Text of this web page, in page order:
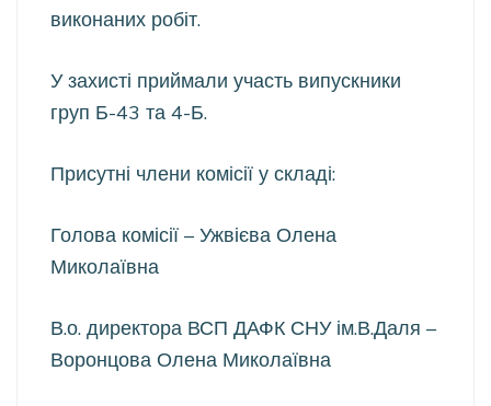
виконаних робіт.
У захисті приймали участь випускники
груп Б-43 та 4-Б.
Присутні члени комісії у складі:
Голова комісії – Ужвієва Олена
Миколаївна
В.о. директора ВСП ДАФК СНУ ім.В.Даля –
Воронцова Олена Миколаївна